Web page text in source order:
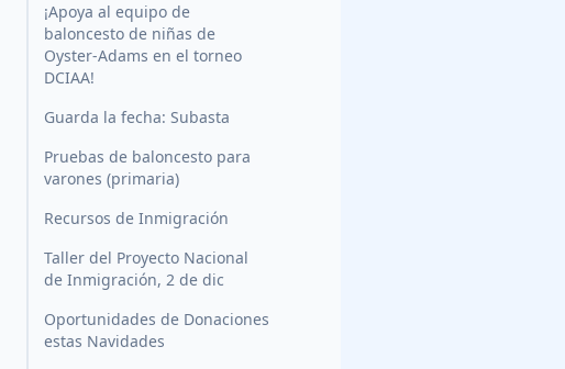
¡Apoya al equipo de
baloncesto de niñas de
Oyster-Adams en el torneo
DCIAA!
Guarda la fecha: Subasta
Pruebas de baloncesto para
varones (primaria)
Recursos de Inmigración
Taller del Proyecto Nacional
de Inmigración, 2 de dic
Oportunidades de Donaciones
estas Navidades